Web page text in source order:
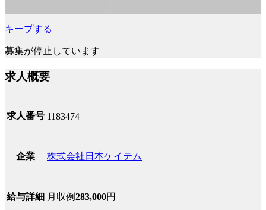
キープする
募集が停止しています
求人概要
求人番号 1183474
企業 株式会社日本ケイテム
給与詳細 月収例283,000円